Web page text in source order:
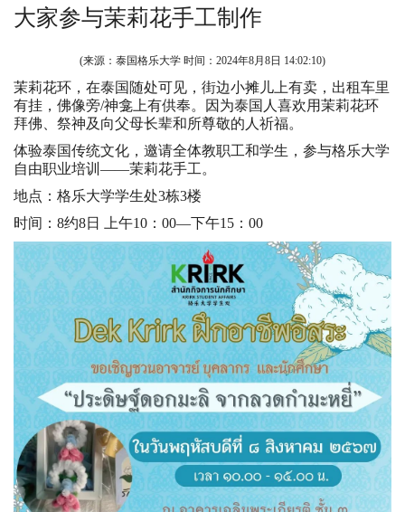
大家参与茉莉花手工制作
(来源：泰国格乐大学 时间： 2024年8月8日 14:02:10)
茉莉花环，在泰国随处可见，街边小摊儿上有卖，出租车里
有挂，佛像旁/神龛上有供奉。因为泰国人喜欢用茉莉花环
拜佛、祭神及向父母长辈和所尊敬的人祈福。
体验泰国传统文化，邀请全体教职工和学生，参与格乐大学
自由职业培训——茉莉花手工。
地点：格乐大学学生处3栋3楼
时间：8约8日 上午10：00—下午15：00